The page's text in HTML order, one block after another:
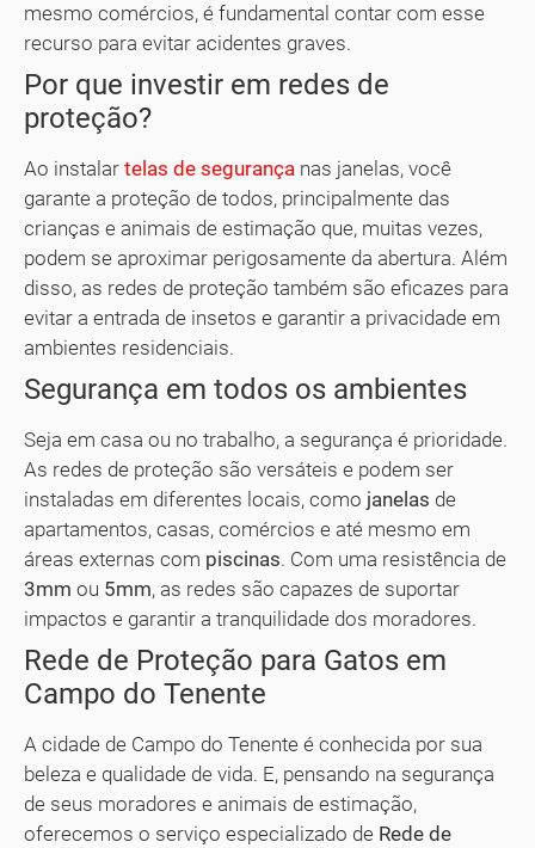
mesmo comércios, é fundamental contar com esse
recurso para evitar acidentes graves.
Por que investir em redes de
proteção?
Ao instalar telas de segurança nas janelas, você
garante a proteção de todos, principalmente das
crianças e animais de estimação que, muitas vezes,
podem se aproximar perigosamente da abertura. Além
disso, as redes de proteção também são eficazes para
evitar a entrada de insetos e garantir a privacidade em
ambientes residenciais.
Segurança em todos os ambientes
Seja em casa ou no trabalho, a segurança é prioridade.
As redes de proteção são versáteis e podem ser
instaladas em diferentes locais, como janelas de
apartamentos, casas, comércios e até mesmo em
áreas externas com piscinas. Com uma resistência de
3mm ou 5mm, as redes são capazes de suportar
impactos e garantir a tranquilidade dos moradores.
Rede de Proteção para Gatos em
Campo do Tenente
A cidade de Campo do Tenente é conhecida por sua
beleza e qualidade de vida. E, pensando na segurança
de seus moradores e animais de estimação,
oferecemos o serviço especializado de Rede de